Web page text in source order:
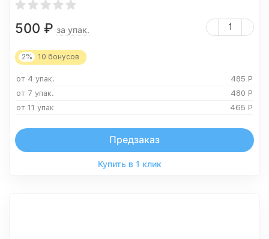
500 ₽ за упак.
2% 10 бонусов
от 4 упак. 485 Р
от 7 упак.
480 Р
от 11 упак
465 Р
Предзаказ
Купить в 1 клик